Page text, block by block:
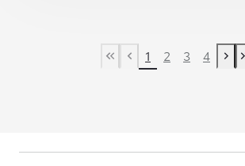
First Page
Previous page
1 2 3 4